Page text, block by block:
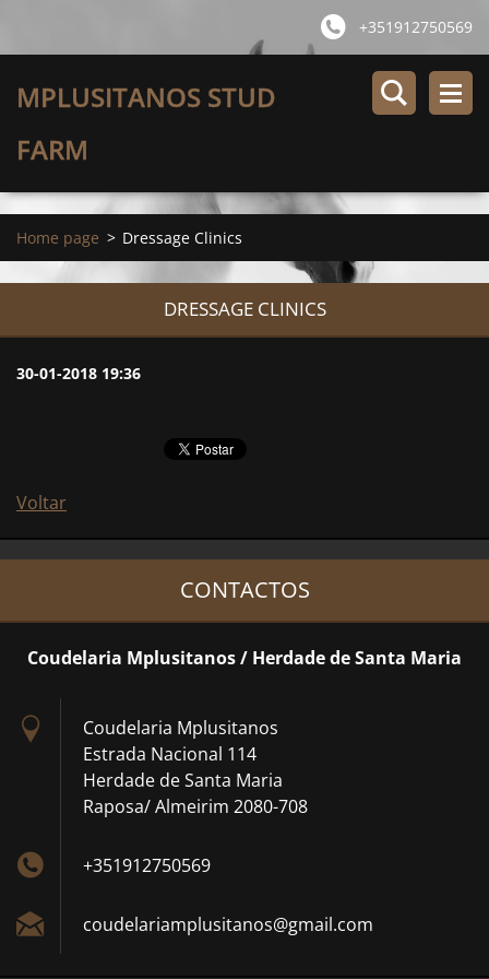
+351912750569
MPLUSITANOS STUD
FARM
Home page > Dressage Clinics
DRESSAGE CLINICS
30-01-2018 19:36
Voltar
CONTACTOS
Coudelaria Mplusitanos / Herdade de Santa Maria
Coudelaria Mplusitanos
Estrada Nacional 114
Herdade de Santa Maria
Raposa/ Almeirim 2080-708
+351912750569
coudelariamplusitanos@gmail.com